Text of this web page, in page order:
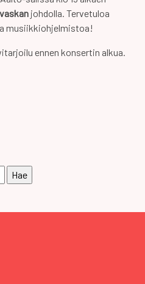
johdolla. Tervetuloa
musiikkiohjelmistoa!
ennen konsertin alkua.